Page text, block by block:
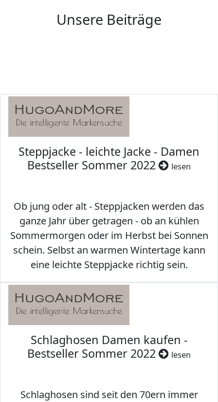
Unsere Beiträge
Steppjacke - leichte Jacke - Damen
Bestseller Sommer 2022
lesen
Ob jung oder alt - Steppjacken werden das
ganze Jahr über getragen - ob an kühlen
Sommermorgen oder im Herbst bei Sonnen
schein. Selbst an warmen Wintertage kann
eine leichte Steppjacke richtig sein.
Schlaghosen Damen kaufen -
Bestseller Sommer 2022
lesen
Schlaghosen sind seit den 70ern immer